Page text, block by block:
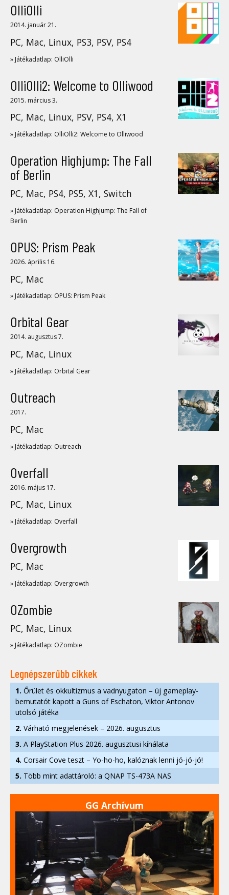
OlliOlli
2014. január 21.
PC, Mac, Linux, PS3, PSV, PS4
» Játékadatlap: OlliOlli
OlliOlli2: Welcome to Olliwood
2015. március 3.
PC, Mac, Linux, PSV, PS4, X1
» Játékadatlap: OlliOlli2: Welcome to Olliwood
Operation Highjump: The Fall
of Berlin
PC, Mac, PS4, PS5, X1, Switch
» Játékadatlap: Operation Highjump: The Fall of
Berlin
OPUS: Prism Peak
2026. április 16.
PC, Mac
» Játékadatlap: OPUS: Prism Peak
Orbital Gear
2014. augusztus 7.
PC, Mac, Linux
» Játékadatlap: Orbital Gear
Outreach
2017.
PC, Mac
» Játékadatlap: Outreach
Overfall
2016. május 17.
PC, Mac, Linux
» Játékadatlap: Overfall
Overgrowth
PC, Mac
» Játékadatlap: Overgrowth
OZombie
PC, Mac, Linux
» Játékadatlap: OZombie
Legnépszerűbb cikkek
1. Őrület és okkultizmus a vadnyugaton – új gameplay-
bemutatót kapott a Guns of Eschaton, Viktor Antonov
utolsó játéka
2. Várható megjelenések – 2026. augusztus
3. A PlayStation Plus 2026. augusztusi kínálata
4. Corsair Cove teszt – Yo-ho-ho, kalóznak lenni jó-jó-jó!
5. Több mint adattároló: a QNAP TS-473A NAS
GG Archívum